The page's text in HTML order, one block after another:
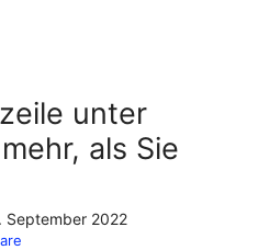
unter
als Sie
September 2022